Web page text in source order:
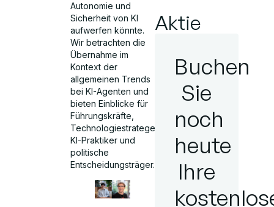
Autonomie und
Sicherheit von KI
aufwerfen könnte.
Wir betrachten die
Übernahme im
Kontext der
allgemeinen Trends
bei KI-Agenten und
bieten Einblicke für
Führungskräfte,
Technologiestrategen,
KI-Praktiker und
politische
Entscheidungsträger.
Aktie
Buchen
Sie
noch
heute
Ihre